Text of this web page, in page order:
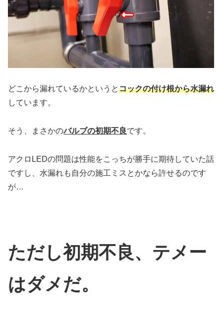
どこから漏れているかというとコックの付け根から水漏れ
しています。
そう、まさかのバルブの初期不良です。
アクロLEDの問題は性能をこっちが勝手に期待していた話
ですし、水漏れも自分の施工ミスとかなら許せるのです
が…
ただし初期不良、テメー
はダメだ。